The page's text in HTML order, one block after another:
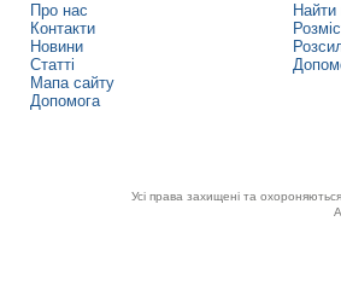
Про нас
Контакти
Новини
Статті
Мапа сайту
Допомога
Найти
Усі права захищені та